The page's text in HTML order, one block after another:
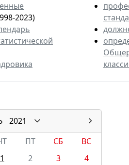
2023)
2021
ПТ СБ
ВС
1
2 3
4